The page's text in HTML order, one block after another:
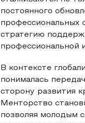
постоянного
профессиональных
стратегию
профессиональной
В контексте
понималась
сторону развития
Менторство
позволяя молодым